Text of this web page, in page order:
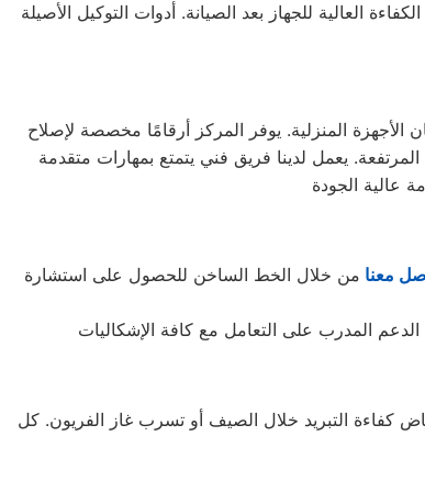
العالية للجهاز بعد الصيانة. أدوات التوكيل الأصيلة
المنزلية. يوفر المركز أرقامًا مخصصة لإصلاح
يعمل لدينا فريق فني يتمتع بمهارات متقدمة
معنا من خلال الخط الساخن للحصول على استشارة
كفاءة التبريد خلال الصيف أو تسرب غاز الفريون. كل